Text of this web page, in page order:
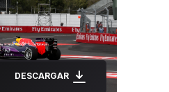
DESCARGAR